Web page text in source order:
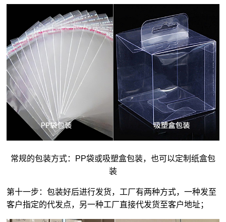
常规的包装方式：PP袋或吸塑盒包装，也可以定制纸盒包
装
第十一步：包装好后进行发货，工厂有两种方式，一种发至
客户指定的代发点，另一种工厂直接代发货至客户地址；